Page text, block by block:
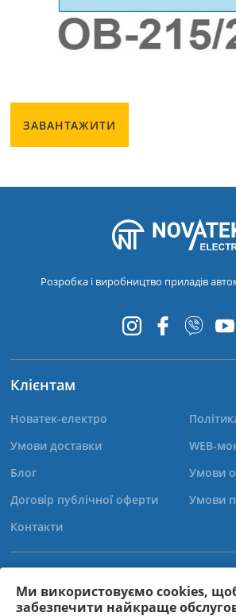
Ми використовуємо cookies,
забезпечити найкраще
ЗАВАНТАЖИТИ
Розробка і виробництво приладів
Клієнтам
Новатек-електро
Умови доставки
Блог
Договір публічної оферти
Контакти
WEB-
Умови
Умови
+38 (067) 565-37-68
+38 (050) 359-39-11